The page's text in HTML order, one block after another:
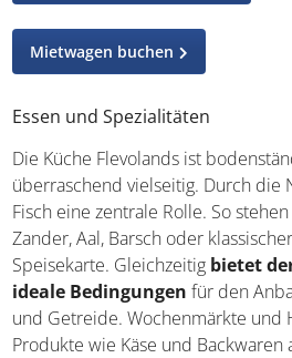
Mietwagen buchen
Essen und Spezialitäten
Die Küche Flevolands ist
überraschend vielseitig. Durch die
Fisch eine zentrale Rolle. So
Zander, Aal, Barsch oder
Speisekarte. Gleichzeitig bietet
ideale Bedingungen für den
und Getreide. Wochenmärkte und
Produkte wie Käse und Backwaren